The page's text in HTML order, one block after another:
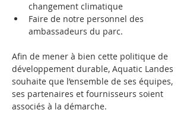
changement climatique
Faire de notre personnel des
ambassadeurs du parc.
Afin de mener à bien cette politique de
développement durable, Aquatic Landes
souhaite que l’ensemble de ses équipes,
ses partenaires et fournisseurs soient
associés à la démarche.